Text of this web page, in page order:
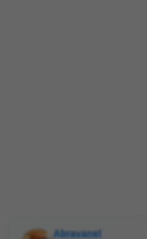
Abravanel